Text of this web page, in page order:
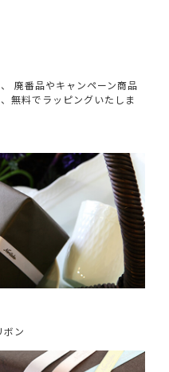
廃番品やキャンペーン商品
無料でラッピングいたしま
ボン